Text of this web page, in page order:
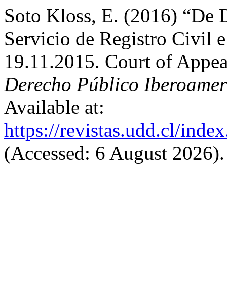
Soto Kloss, E. (2016) “De
Servicio de Registro Civil
19.11.2015. Court of
Derecho Público
Available at:
https://revistas.udd.cl/
(Accessed: 6 August 2026).